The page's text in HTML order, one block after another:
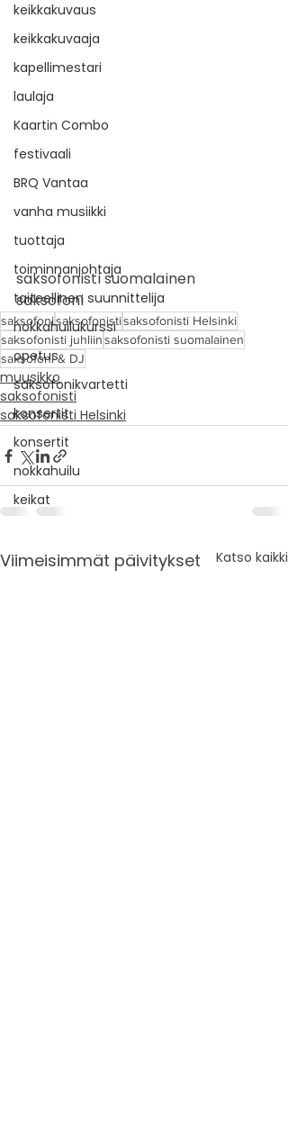
keikkakuvaus
keikkakuvaaja
kapellimestari
laulaja
Kaartin Combo
festivaali
BRQ Vantaa
vanha musiikki
tuottaja
toiminnanjohtaja
taiteellinen suunnittelija
nokkahuilukurssi
opetus
saksofonikvartetti
konsertit
konsertit
nokkahuilu
keikat
saksofonisti suomalainen
saksofoni
saksofonisaksofonistisaksofonisti Helsinki
saksofonisti juhliinsaksofonisti suomalainen
saksofoni & DJ
muusikko
saksofonisti
saksofonisti Helsinki
Viimeisimmät päivitykset Katso kaikki